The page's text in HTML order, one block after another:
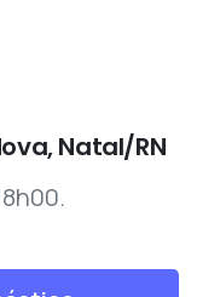
Natal/RN